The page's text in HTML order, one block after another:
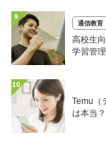
9
通信教育
高校生
学習管
10
Temu（
は本当